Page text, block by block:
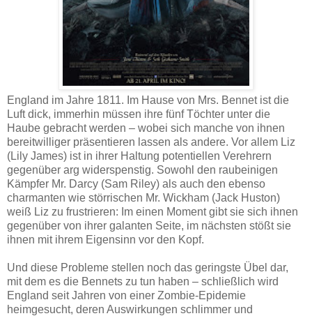
England im Jahre 1811. Im Hause von Mrs. Bennet ist die
Luft dick, immerhin müssen ihre fünf Töchter unter die
Haube gebracht werden – wobei sich manche von ihnen
bereitwilliger präsentieren lassen als andere. Vor allem Liz
(Lily James) ist in ihrer Haltung potentiellen Verehrern
gegenüber arg widerspenstig. Sowohl den raubeinigen
Kämpfer Mr. Darcy (Sam Riley) als auch den ebenso
charmanten wie störrischen Mr. Wickham (Jack Huston)
weiß Liz zu frustrieren: Im einen Moment gibt sie sich ihnen
gegenüber von ihrer galanten Seite, im nächsten stößt sie
ihnen mit ihrem Eigensinn vor den Kopf.
Und diese Probleme stellen noch das geringste Übel dar,
mit dem es die Bennets zu tun haben – schließlich wird
England seit Jahren von einer Zombie-Epidemie
heimgesucht, deren Auswirkungen schlimmer und